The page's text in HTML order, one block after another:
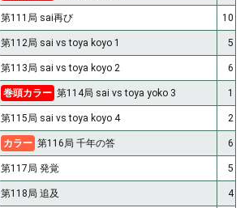
第111局 sai再び 10
第112局 sai vs toya koyo 1 5
第113局 sai vs toya koyo 2 6
巻頭カラー 第114局 sai vs toya yoko 3 1
第115局 sai vs toya koyo 4 2
カラー 第116局 千年の答 6
第117局 発覚 5
第118局 追及 4